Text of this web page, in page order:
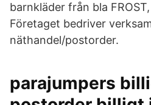
barnkläder från bla FROST,
Företaget bedriver
näthandel/postorder.
parajumpers